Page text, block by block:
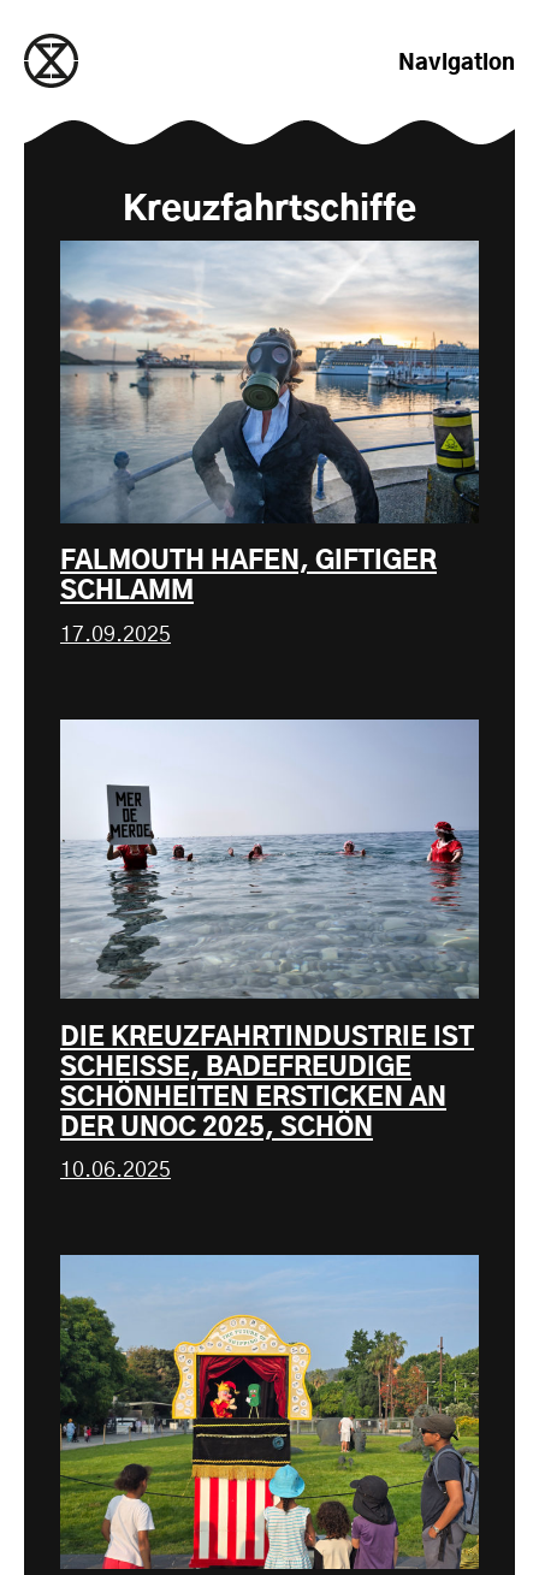
Navigation
Kreuzfahrtschiffe
FALMOUTH HAFEN, GIFTIGER
SCHLAMM
17.09.2025
DIE KREUZFAHRTINDUSTRIE IST
SCHEISSE, BADEFREUDIGE
SCHÖNHEITEN ERSTICKEN AN
DER UNOC 2025, SCHÖN
10.06.2025